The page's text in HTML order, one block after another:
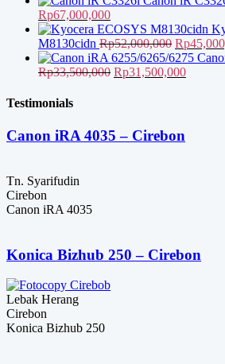
adalah:
Rp12,000,000.
ini
adalah:
Rp10,000,000.
Harga
aslinya
adalah:
Rp78,000,000.
Rp67,000,000Harga
saat
ini
adalah:
Rp67,000,000.
M8130cidn Rp52,000,000 Harga
aslinya
adalah:
Rp
Rp33,500,000 Harga
Rp31,500,000Harga
Testimonials
Canon iRA 4035 – Cirebon
Tn. Syarifudin
Cirebon
Canon iRA 4035
Konica Bizhub 250 – Cirebon
Lebak Herang
Cirebon
Konica Bizhub 250